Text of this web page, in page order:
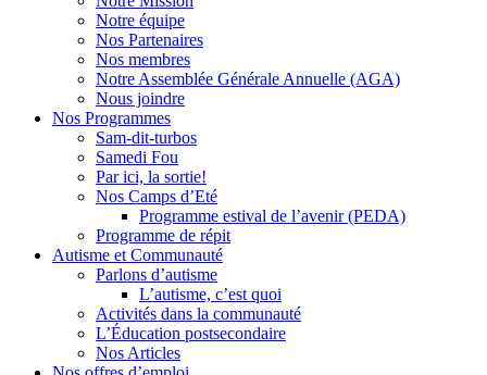
Notre équipe
Nos Partenaires
Nos membres
Notre Assemblée Générale Annuelle (AGA)
Nous joindre
Nos Programmes
Sam-dit-turbos
Samedi Fou
Par ici, la sortie!
Nos Camps d’Eté
Programme estival de l’avenir (PEDA)
Programme de répit
Autisme et Communauté
Parlons d’autisme
L’autisme, c’est quoi
Activités dans la communauté
L’Éducation postsecondaire
Nos Articles